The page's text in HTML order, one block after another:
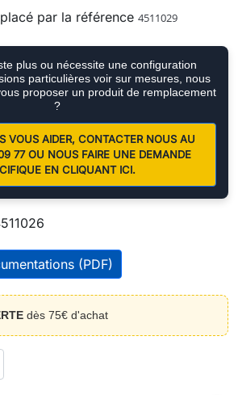
par la référence 4511029
plus ou nécessite une configuration
particulières voir sur mesures, nous
proposer un produit de remplacement
?
VOUS AIDER, CONTACTER NOUS AU
77 OU NOUS FAIRE UNE DEMANDE
EN CLIQUANT ICI.
(PDF)
dès 75€ d'achat